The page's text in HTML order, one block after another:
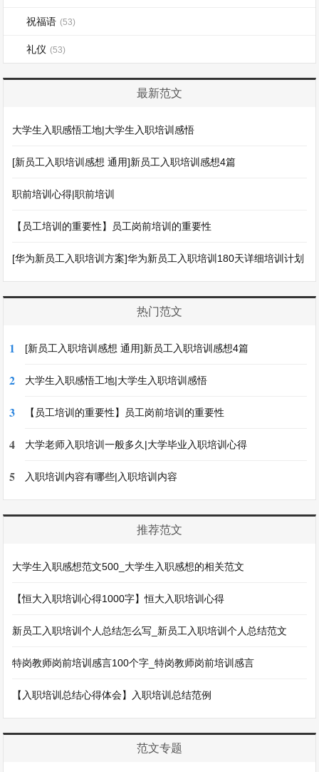
祝福语 (53)
礼仪 (53)
最新范文
大学生入职感悟工地|大学生入职培训感悟
[新员工入职培训感想 通用]新员工入职培训感想4篇
职前培训心得|职前培训
【员工培训的重要性】员工岗前培训的重要性
[华为新员工入职培训方案]华为新员工入职培训180天详细培训计划
热门范文
1 [新员工入职培训感想 通用]新员工入职培训感想4篇
2 大学生入职感悟工地|大学生入职培训感悟
3 【员工培训的重要性】员工岗前培训的重要性
4 大学老师入职培训一般多久|大学毕业入职培训心得
5 入职培训内容有哪些|入职培训内容
推荐范文
大学生入职感想范文500_大学生入职感想的相关范文
【恒大入职培训心得1000字】恒大入职培训心得
新员工入职培训个人总结怎么写_新员工入职培训个人总结范文
特岗教师岗前培训感言100个字_特岗教师岗前培训感言
【入职培训总结心得体会】入职培训总结范例
范文专题